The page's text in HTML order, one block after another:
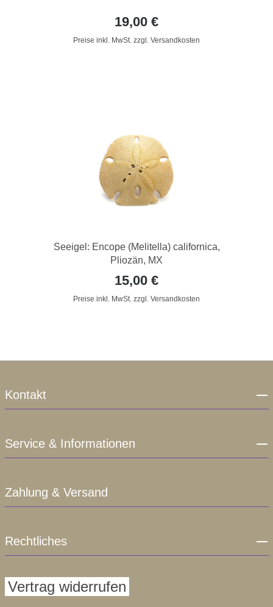
19,00 €
Preise inkl. MwSt. zzgl. Versandkosten
Seeigel: Encope (Melitella) californica,
Pliozän, MX
15,00 €
Preise inkl. MwSt. zzgl. Versandkosten
Kontakt
Service & Informationen
Zahlung & Versand
Rechtliches
Vertrag widerrufen